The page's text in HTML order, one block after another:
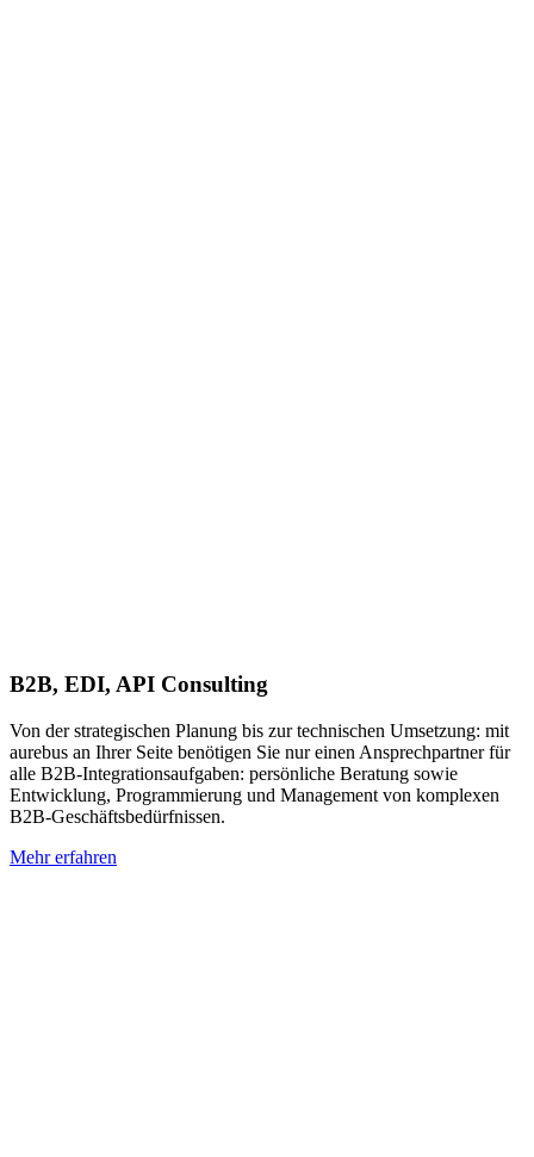
B2B, EDI, API Consulting
Von der strategischen Planung bis zur technischen Umsetzung: mit
aurebus an Ihrer Seite benötigen Sie nur einen Ansprechpartner für
alle B2B-Integrationsaufgaben: persönliche Beratung sowie
Entwicklung, Programmierung und Management von komplexen
B2B-Geschäftsbedürfnissen.
Mehr erfahren